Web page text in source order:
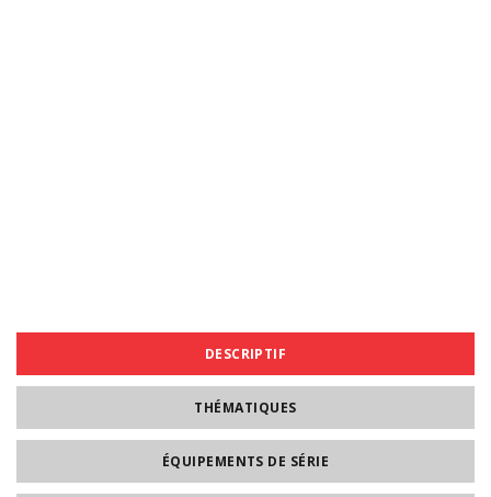
DESCRIPTIF
THÉMATIQUES
ÉQUIPEMENTS DE SÉRIE